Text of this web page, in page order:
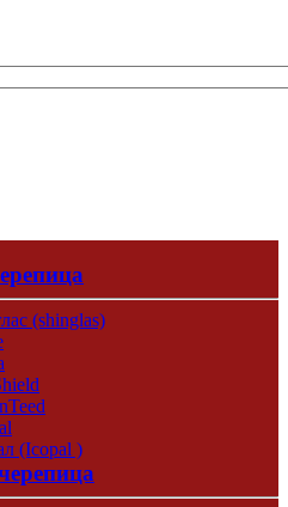
(shinglas)
(Icopal )